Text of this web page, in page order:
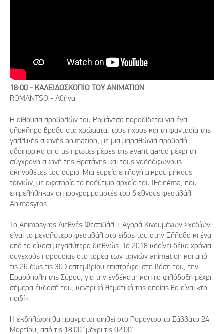
18:00 - ΚΑΛΕΙΔΟΣΚΟΠΙΟ ΤΟΥ ANIMATION
ROMANTSO - Αθήνα
Η αίθουσα προβολών του Ρομάντσο παραδίδεται για ένα
ολόκληρο βράδυ στα χρώματα, τους ήχους και τη φαντασία της
γαλλικής σκηνής animation, με μια μαραθώνια προβολή-
οδοιπορικό από τις πρώτες μέρες της avant garde μέχρι τη
σύγχρονη σκηνή της Βρετάνης και τους γαλλόφωνους
σκηνοθέτες του αύριο. Μια ευρεία επιλογή μικρού μήκους
ταινιών, με αφετηρία το πολύτιμο αρχείο του IFcinéma, που
επιμελήθηκαν οι προγραμματιστές του διεθνούς φεστιβάλ
Animasyros.
Το Animasyros Διεθνές Φεστιβάλ + Aγορά Κινουμένων Σχεδίων
είναι το μεγαλύτερο φεστιβάλ στο είδος του στην Ελλάδα κι ένα
από τα είκοσι μεγαλύτερα διεθνώς. Το 2018 κλείνει δέκα χρόνια
συνεχούς παρουσίας στο τομέα των ταινιών animation και από
τις 26 έως τις 30 Σεπτεμβρίου επιστρέφει στη βάση του, την
Ερμούπολη της Σύρου, για την ενδέκατη και πιο φιλόδοξη μέχρι
σήμερα έκδοσή του, κεντρική θεματική της οποίας θα είναι «το
παιδί».
Η εκδήλωση θα πραγματοποιηθεί στο Ρομάντσο το Σάββατο 24
Μαρτίου, από τις 18.00΄μέχρι τις 02.00'.